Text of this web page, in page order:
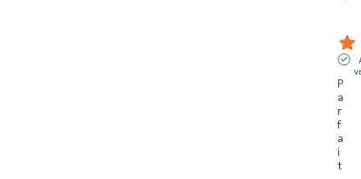
P
a
r
f
a
i
t